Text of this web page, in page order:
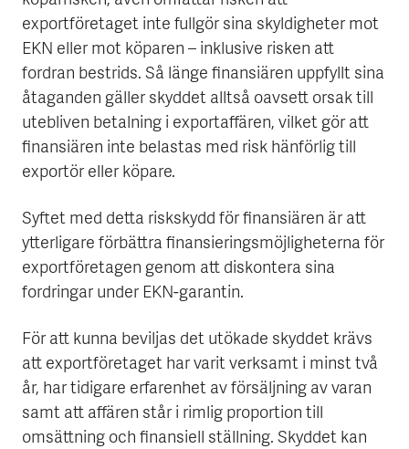
exportföretaget inte fullgör sina skyldigheter mot
EKN eller mot köparen – inklusive risken att
fordran bestrids. Så länge finansiären uppfyllt sina
åtaganden gäller skyddet alltså oavsett orsak till
utebliven betalning i exportaffären, vilket gör att
finansiären inte belastas med risk hänförlig till
exportör eller köpare.
Syftet med detta riskskydd för finansiären är att
ytterligare förbättra finansieringsmöjligheterna för
exportföretagen genom att diskontera sina
fordringar under EKN-garantin.
För att kunna beviljas det utökade skyddet krävs
att exportföretaget har varit verksamt i minst två
år, har tidigare erfarenhet av försäljning av varan
samt att affären står i rimlig proportion till
omsättning och finansiell ställning. Skyddet kan